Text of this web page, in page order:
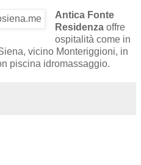
Antica Fonte
Residenzaoffre
ospitalità come in
vicino Monteriggioni, in
piscina idromassaggio.